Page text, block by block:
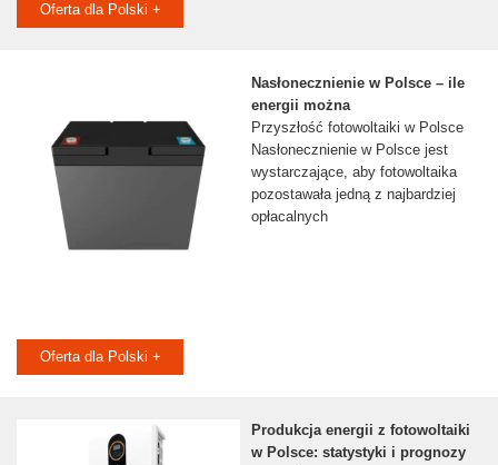
Oferta dla Polski +
Nasłonecznienie w Polsce – ile
energii można
Przyszłość fotowoltaiki w Polsce
Nasłonecznienie w Polsce jest
wystarczające, aby fotowoltaika
pozostawała jedną z najbardziej
opłacalnych
Oferta dla Polski +
Produkcja energii z fotowoltaiki
w Polsce: statystyki i prognozy